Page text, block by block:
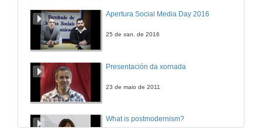
Apertura Social Media Day 2016
25 de xan. de 2016
Presentación da xornada
23 de maio de 2011
What is postmodernism?